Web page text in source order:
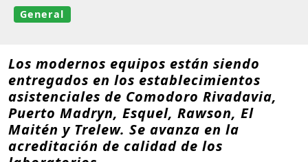
General
Los modernos equipos están siendo
entregados en los establecimientos
asistenciales de Comodoro Rivadavia,
Puerto Madryn, Esquel, Rawson, El
Maitén y Trelew. Se avanza en la
acreditación de calidad de los